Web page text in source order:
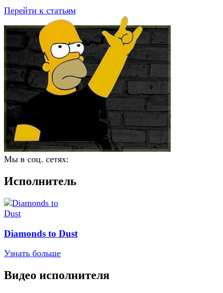
Перейти к статьям
Мы в соц. сетях:
Исполнитель
Diamonds to Dust
Узнать больше
Видео исполнителя